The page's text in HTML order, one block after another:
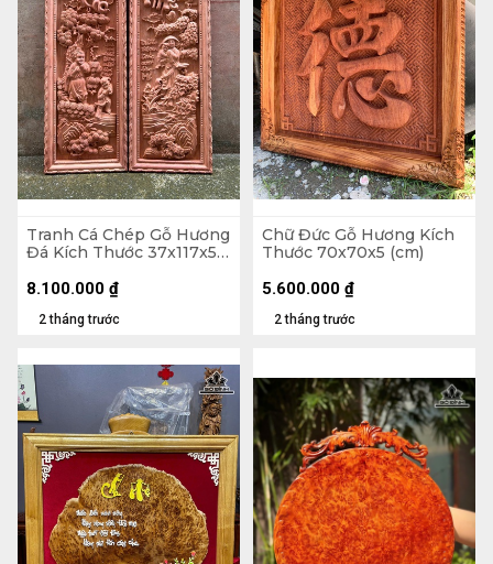
Tranh Cá Chép Gỗ Hương
Đá Kích Thước 37x117x5
2 tháng trước
8.100.000 ₫
Chữ Đức Gỗ Hương Kích
Thước 70x70x5 (cm)
2 tháng trước
5.600.000 ₫